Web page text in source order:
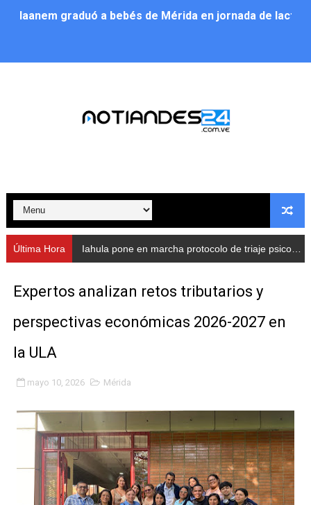
Iaanem graduó a bebés de Mérida en jornada de
Alcalde Nelson Álvarez llevó jornada recreativa a la
Nevado Gas optimiza servicio residencial en la
Balance semestral impulsa inclusión y atención a
Plan Vacacional Comunitario “Ríe 2026” recorre las
Alcaldía del Municipio Libertador realizó una jornada
Fundacite Mérida dicta taller gratuito de electrónica
INN-Mérida celebró el Lacto grado para promover el
Impulsan plan estratégico de seguridad ciudadana
Mérida impulsa desarrollo económico con taller de
Fomficc consolida alianzas e impulsa la economía
Niños de Estudiantes de Mérida sembraron 110
Última Hora Iahula pone en marcha protocolo de triaje psicosocial para atender a rescatistas
Expertos analizan retos tributarios y
perspectivas económicas 2026-2027 en
la ULA
mayo 10, 2026 Mérida